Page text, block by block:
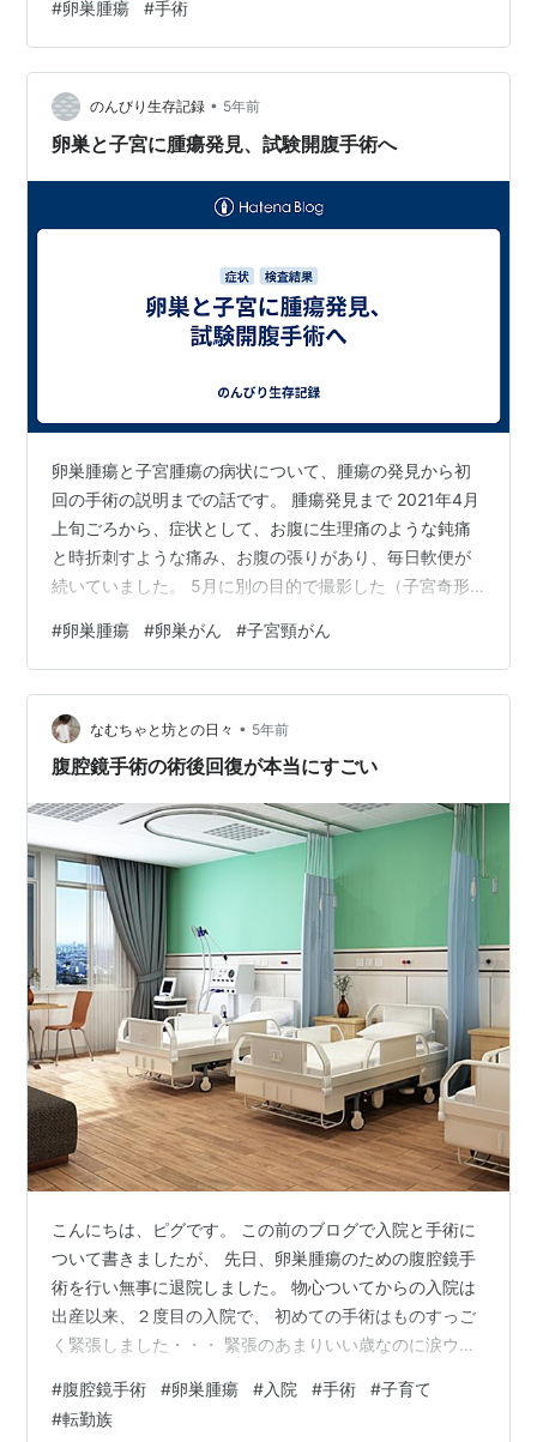
なんだか受けてみようという気になって受けた。子宮や
卵巣のほうに腫瘍あるぽいので婦人科に行くよう言われ
る。 婦人科受診。再度超音波検査。同じ診断。右の卵巣
に7センチの腫瘍。この大きさだと手術で切除することに
なりそう。腫瘍だけを取るのが難しい場合は右の卵巣を
#卵巣腫瘍 #手術
のんびり生存記録 • 5年前
卵巣と子宮に腫瘍発見、試験開腹手術へ
卵巣腫瘍と子宮腫瘍の病状について、腫瘍の発見から初
回の手術の説明までの話です。 腫瘍発見まで 2021年4月
上旬ごろから、症状として、お腹に生理痛のような鈍痛
と時折刺すような痛み、お腹の張りがあり、毎日軟便が
続いていました。 5月に別の目的で撮影した（子宮奇形
かります。CTの結果を聞いた当日中に別の病院（都道府
県がん診療拠点病院）を紹介され転院しました。 MRIを
撮って、10㎝ほどの卵巣腫瘍、2㎝ほどの子宮頚部の病変
が見つかりました。子宮頚部の生検で腺癌が検出。腫瘍
マーカー検査でも基準値を大きく超える数値が出まし
#卵巣腫瘍 #卵巣がん #子宮頸がん
なむちゃと坊との日々 • 5年前
腹腔鏡手術の術後回復が本当にすごい
こんにちは、ピグです。 この前のブログで入院と手術に
ついて書きましたが、 先日、卵巣腫瘍のための腹腔鏡手
術を行い無事に退院しました。 物心ついてからの入院は
出産以来、２度目の入院で、 初めての手術はものすっご
く緊張しました・・・ 緊張のあまりいい歳なのに涙ウル
室の”ライトバンッバンッ”みたいなものはなく、思ったよ
り簡易な作りなんだなと心を落ち着かせつつ、 いざ手術
#腹腔鏡手術 #卵巣腫瘍 #入院 #手術 #子育て
#転勤族